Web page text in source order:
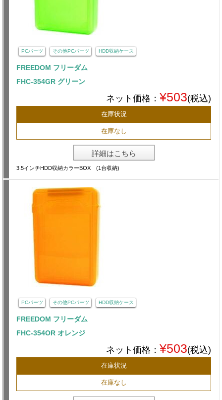
PCパーツ その他PCパーツ HDD収納ケース
FREEDOM フリーダム
FHC-354GR グリーン
ネット価格： ¥503(税込)
在庫状況
在庫なし
詳細はこちら
3.5インチHDD収納カラーBOX (1台収納)
PCパーツ その他PCパーツ HDD収納ケース
FREEDOM フリーダム
FHC-354OR オレンジ
ネット価格： ¥503(税込)
在庫状況
在庫なし